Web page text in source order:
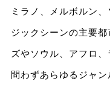
ミラノ、メルボルン
ジックシーンの主要
ズやソウル、アフロ
問わずあらゆるジャ